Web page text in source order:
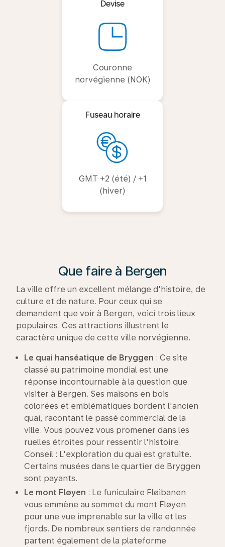
Devise
Couronne
norvégienne (NOK)
Fuseau horaire
GMT +2 (été) / +1
(hiver)
Que faire à Bergen
La ville offre un excellent mélange d'histoire, de
culture et de nature. Pour ceux qui se
demandent que voir à Bergen, voici trois lieux
populaires. Ces attractions illustrent le
caractère unique de cette ville norvégienne.
Le quai hanséatique de Bryggen : Ce site
classé au patrimoine mondial est une
réponse incontournable à la question que
visiter à Bergen. Ses maisons en bois
colorées et emblématiques bordent l'ancien
quai, racontant le passé commercial de la
ville. Vous pouvez vous promener dans les
ruelles étroites pour ressentir l'histoire.
Conseil : L'exploration du quai est gratuite.
Certains musées dans le quartier de Bryggen
sont payants.
Le mont Fløyen : Le funiculaire Fløibanen
vous emmène au sommet du mont Fløyen
pour une vue imprenable sur la ville et les
fjords. De nombreux sentiers de randonnée
partent également de la plateforme